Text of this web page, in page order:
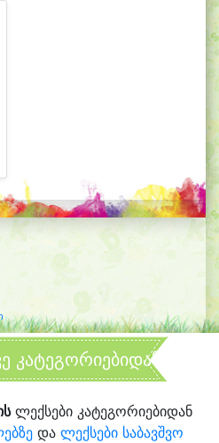
კატეგორიებიდან
ლექსები კატეგორიებიდან
და ლექსები საბავშვო